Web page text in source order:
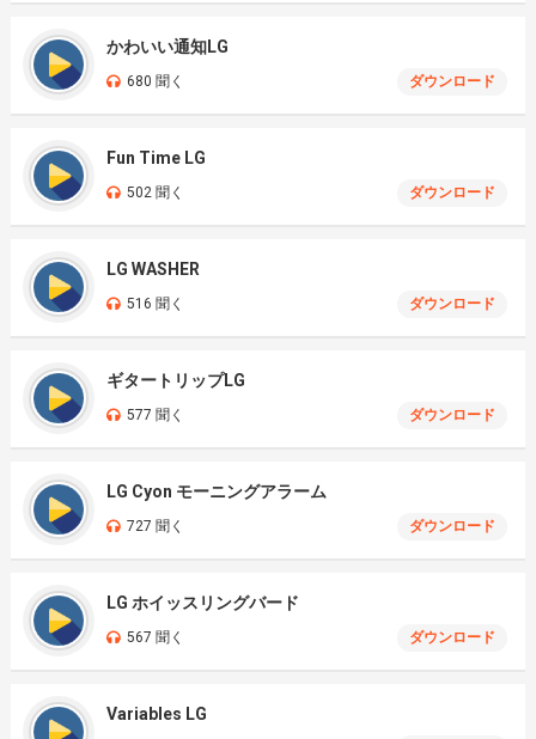
かわいい通知LG
680 聞く ダウンロード
Fun Time LG
502 聞く ダウンロード
LG WASHER
516 聞く ダウンロード
ギタートリップLG
577 聞く ダウンロード
LG Cyon モーニングアラーム
727 聞く ダウンロード
LG ホイッスリングバード
567 聞く ダウンロード
Variables LG